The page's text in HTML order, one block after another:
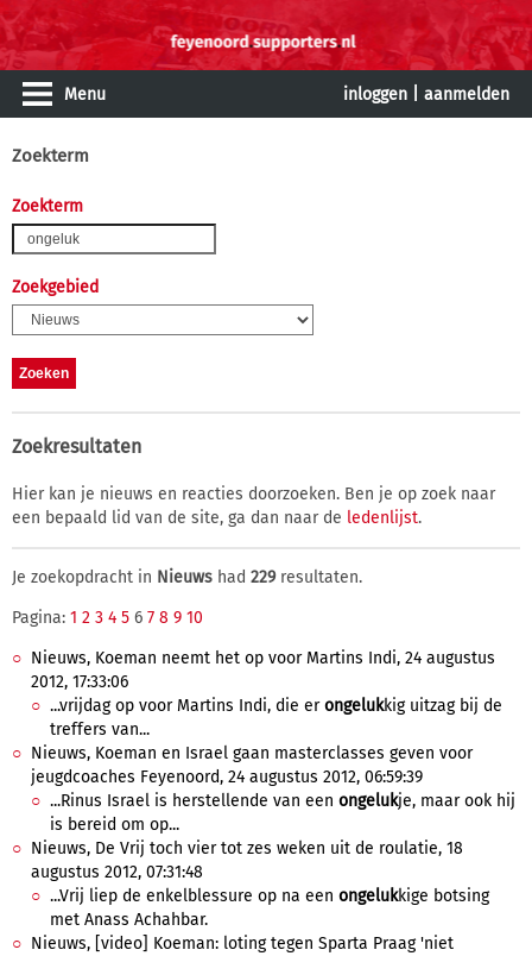
Menu inloggen aanmelden
Zoekterm
Zoekterm
Zoekgebied
Zoekresultaten
Hier kan je nieuws en reacties doorzoeken. Ben je op zoek naar
een bepaald lid van de site, ga dan naar de ledenlijst.
Je zoekopdracht in Nieuws had 229resultaten.
Pagina: 1 2 3 4 5 6 7 8 9 10
Nieuws, Koeman neemt het op voor Martins Indi, 24 augustus
2012, 17:33:06
...vrijdag op voor Martins Indi, die erongelukkig uitzag bij de
treffers van...
Nieuws, Koeman en Israel gaan masterclasses geven voor
jeugdcoaches Feyenoord, 24 augustus 2012, 06:59:39
...Rinus Israel is herstellende van een ongelukje, maar ook hij
is bereid om op...
Nieuws, De Vrij toch vier tot zes weken uit de roulatie, 18
augustus 2012, 07:31:48
...Vrij liep de enkelblessure op na een ongelukkige botsing
met Anass Achahbar.
Nieuws, [video] Koeman: loting tegen Sparta Praag 'niet